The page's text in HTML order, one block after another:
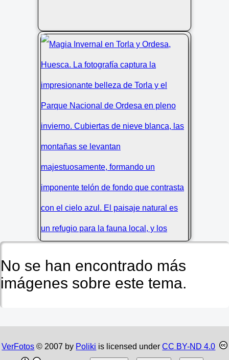
Magia Invernal en Torla y Ordesa,
No se han encontrado más
imágenes sobre este tema.
VerFotos © 2007 by Poliki is licensed underCC BY-ND 4.0